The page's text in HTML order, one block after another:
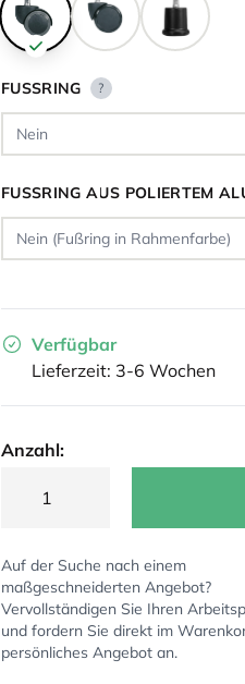
FUSSRING ?
FUSSRING AUS POLIERTEM
Verfügbar
Lieferzeit: 3-6 Wochen
Anzahl:
Auf der Suche nach einem
maßgeschneiderten Angebot?
Vervollständigen Sie Ihren
und fordern Sie direkt im
persönliches Angebot an.